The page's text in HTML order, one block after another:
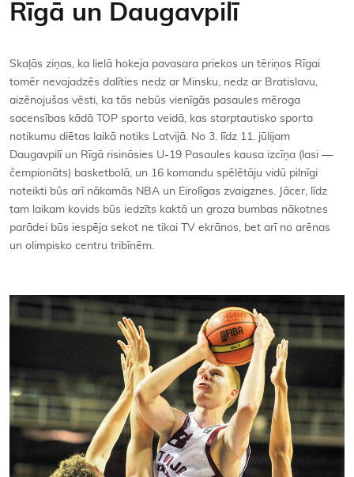
Rīgā un Daugavpilī
Skaļās ziņas, ka lielā hokeja pavasara priekos un tēriņos Rīgai
tomēr nevajadzēs dalīties nedz ar Minsku, nedz ar Bratislavu,
aizēnojušas vēsti, ka tās nebūs vienīgās pasaules mēroga
sacensības kādā TOP sporta veidā, kas starptautisko sporta
notikumu diētas laikā notiks Latvijā. No 3. līdz 11. jūlijam
Daugavpilī un Rīgā risināsies U-19 Pasaules kausa izcīņa (lasi —
čempionāts) basketbolā, un 16 komandu spēlētāju vidū pilnīgi
noteikti būs arī nākamās NBA un Eirolīgas zvaigznes. Jācer, līdz
tam laikam kovids būs iedzīts kaktā un groza bumbas nākotnes
parādei būs iespēja sekot ne tikai TV ekrānos, bet arī no arēnas
un olimpisko centru tribīnēm.